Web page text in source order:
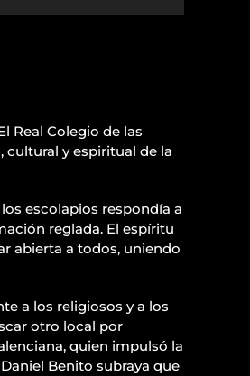
Real Colegio de las
y espiritual de la
escolapios respondía a
reglada. El espíritu
abierta a todos, uniendo
a los religiosos y a los
otro local por
quien impulsó la
Benito subraya que